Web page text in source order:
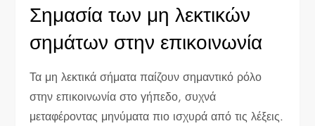
Σημασία των μη λεκτικών
σημάτων στην επικοινωνία
Τα μη λεκτικά σήματα παίζουν σημαντικό ρόλο
στην επικοινωνία στο γήπεδο, συχνά
μεταφέροντας μηνύματα πιο ισχυρά από τις λέξεις.